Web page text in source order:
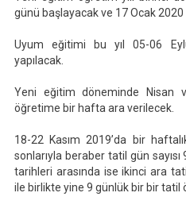
günü başlayacak ve 17 Ocak
Uyum eğitimi bu yıl 05-06
yapılacak.
Yeni eğitim döneminde Nisan
öğretime bir hafta ara verilecek.
18-22 Kasım 2019’da bir
sonlarıyla beraber tatil gün
tarihleri arasında ise ikinci ara
ile birlikte yine 9 günlük bir bir tatil